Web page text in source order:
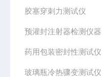
胶塞穿刺力测试仪
预灌封注射器检测仪器
药用包装密封性测试仪
玻璃瓶冷热骤变测试仪